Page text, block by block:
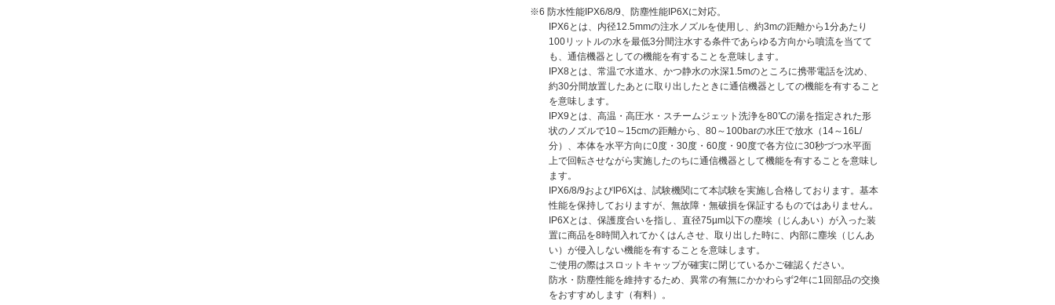
防水性能IPX6/8/9、防塵性能IP6Xに対応。
IPX6とは、内径12.5mmの注水ノズルを使用し、約3mの距離から1分あたり
100リットルの水を最低3分間注水する条件であらゆる方向から噴流を当てて
も、通信機器としての機能を有することを意味します。
IPX8とは、常温で水道水、かつ静水の水深1.5mのところに携帯電話を沈め、
約30分間放置したあとに取り出したときに通信機器としての機能を有すること
を意味します。
IPX9とは、高温・高圧水・スチームジェット洗浄を80℃の湯を指定された形
状のノズルで10～15cmの距離から、80～100barの水圧で放水（14～16L/
分）、本体を水平方向に0度・30度・60度・90度で各方位に30秒づつ水平面
上で回転させながら実施したのちに通信機器として機能を有することを意味し
ます。
IPX6/8/9およびIP6Xは、試験機関にて本試験を実施し合格しております。基本
性能を保持しておりますが、無故障・無破損を保証するものではありません。
IP6Xとは、保護度合いを指し、直径75µm以下の塵埃（じんあい）が入った装
置に商品を8時間入れてかくはんさせ、取り出した時に、内部に塵埃（じんあ
い）が侵入しない機能を有することを意味します。
ご使用の際はスロットキャップが確実に閉じているかご確認ください。
防水・防塵性能を維持するため、異常の有無にかかわらず2年に1回部品の交換
をおすすめします（有料）。